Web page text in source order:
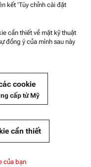
kết 'Tùy chỉnh cài đặt
cần thiết về mặt kỹ thuật
đồng ý của mình sau này
cookie
cấp từ Mỹ
cần thiết
của bạn